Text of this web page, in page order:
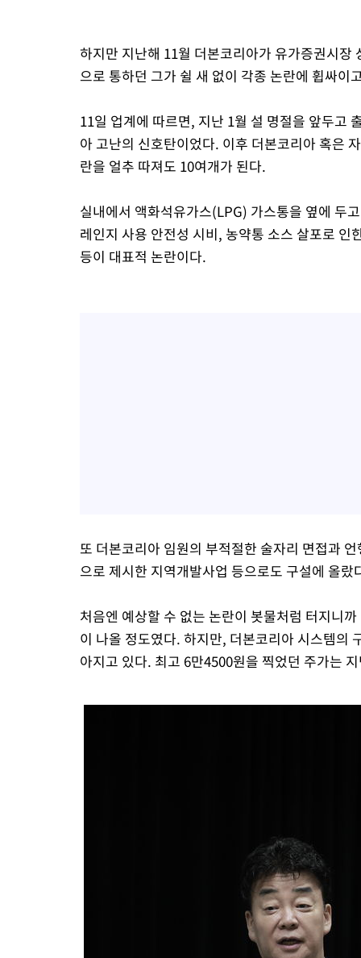
하지만 지난해 11월 더본코리아가 유가증권시
으로 통하던 그가 쉴 새 없이 각종 논란에 휩싸이
11일 업계에 따르면, 지난 1월 설 명절을 앞두고
아 고난의 신호탄이었다. 이후 더본코리아 혹은
란을 얼추 따져도 10여개가 된다.
실내에서 액화석유가스(LPG) 가스통을 옆에 두
레인지 사용 안전성 시비, 농약통 소스 살포로
등이 대표적 논란이다.
또 더본코리아 임원의 부적절한 술자리 면접과
으로 제시한 지역개발사업 등으로도 구설에 올랐
처음엔 예상할 수 없는 논란이 봇물처럼 터지니
이 나올 정도였다. 하지만, 더본코리아 시스템의
아지고 있다. 최고 6만4500원을 찍었던 주가는